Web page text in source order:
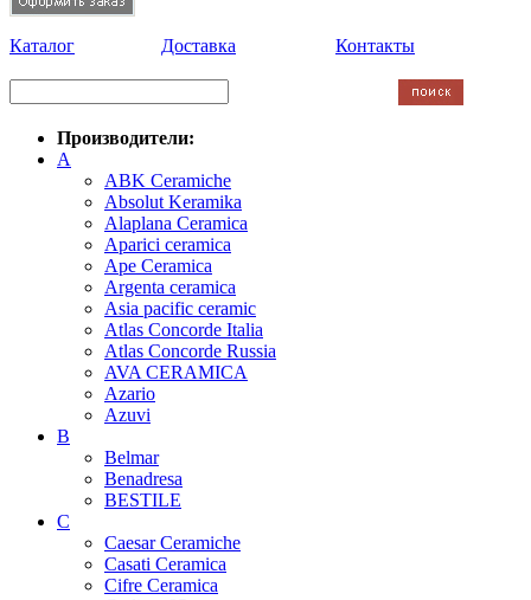
Каталог Доставка Контакты
Производители:
A
ABK Ceramiche
Absolut Keramika
Alaplana Ceramica
Aparici ceramica
Ape Ceramica
Argenta ceramica
Asia pacific ceramic
Atlas Concorde Italia
Atlas Concorde Russia
AVA CERAMICA
Azario
Azuvi
B
Belmar
Benadresa
BESTILE
C
Caesar Ceramiche
Casati Ceramica
Cifre Ceramica